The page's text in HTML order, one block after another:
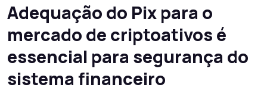
Adequação do Pix para o
mercado de criptoativos é
essencial para segurança do
sistema financeiro